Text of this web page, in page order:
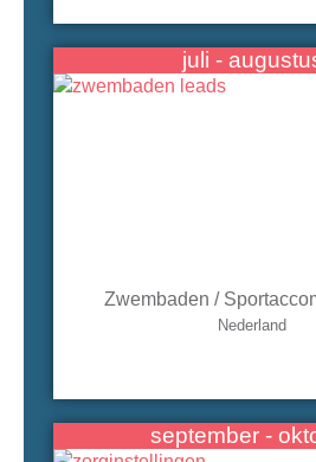
juli -
Zwembaden /
Nederland
september -